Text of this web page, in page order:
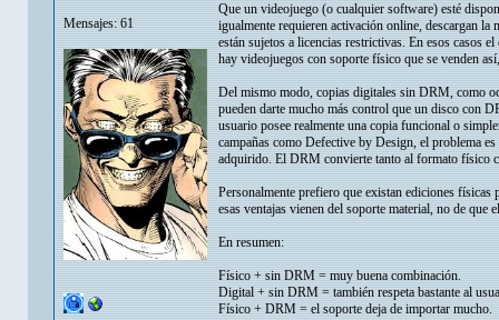
Mensajes: 61
Que un videojuego (o cualquier software) esté
igualmente requieren activación online, descargan
están sujetos a licencias restrictivas. En esos casos
hay videojuegos con soporte físico que se venden
Del mismo modo, copias digitales sin DRM, como
pueden darte mucho más control que un disco con
usuario posee realmente una copia funcional o
campañas como Defective by Design, el problema
adquirido. El DRM convierte tanto al formato físico
Personalmente prefiero que existan ediciones físicas
esas ventajas vienen del soporte material, no de que
En resumen:
Físico + sin DRM = muy buena combinación.
Digital + sin DRM = también respeta bastante al
Físico + DRM = el soporte deja de importar mucho.